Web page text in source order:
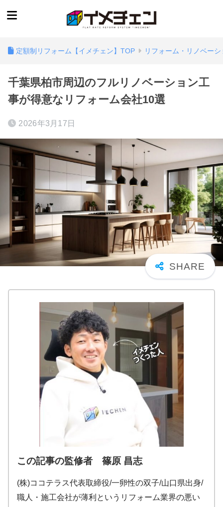
定額制リフォーム【イメチェン】TOP リフォーム・リノベー
千葉県柏市周辺のフルリノベーション工
事が得意なリフォーム会社10選
2026年3月17日
この記事の監修者 篠原 昌志
(株)ココテラス代表取締役/一卵性の双子/山口県出身/
職人・施工会社が薄利というリフォーム業界の悪い